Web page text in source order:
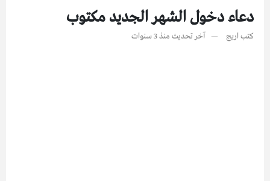
دعاء دخول الشهر الجديد مكتوب
كتب اريج آخر تحديث منذ 3 سنوات